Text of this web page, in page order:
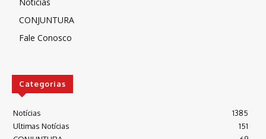
CONJUNTURA
Fale Conosco
Categorias
Notícias
1385
Ultimas Notícias
151